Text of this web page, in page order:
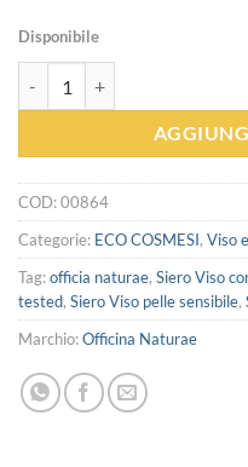
Disponibile
COD:00864
Categorie: ECO COSMESI, Viso
Tag:officia naturae, Siero Viso
tested, Siero Viso pelle sensibile,
Marchio:Officina Naturae